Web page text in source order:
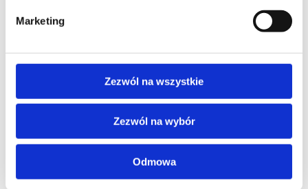
Marketing
Zezwól na wszystkie
Zezwól na wybór
Odmowa